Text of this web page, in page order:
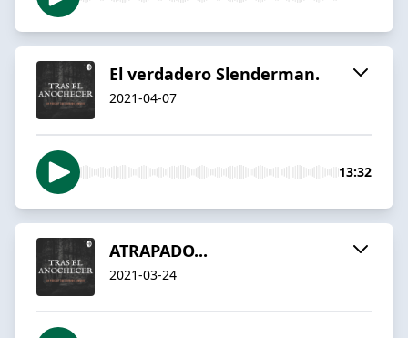
El verdadero Slenderman.
2021-04-07
13:32
ATRAPADO...
2021-03-24